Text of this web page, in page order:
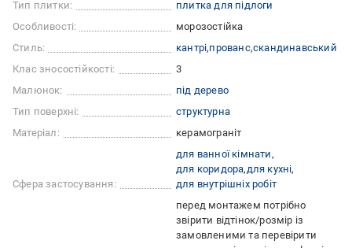
Тип плитки:
плитка для підлоги
Особливості:
морозостійка
Стиль:
кантрі прованс скандинавський
Клас зносостійкості:
3
Малюнок:
під дерево
Тип поверхні:
cтруктурна
Матеріал:
керамограніт
Сфера застосування:
для ванної кімнати
для коридора для кухні
для внутрішніх робіт
перед монтажем потрібно
звірити відтінок/розмір із
замовленими та перевірити